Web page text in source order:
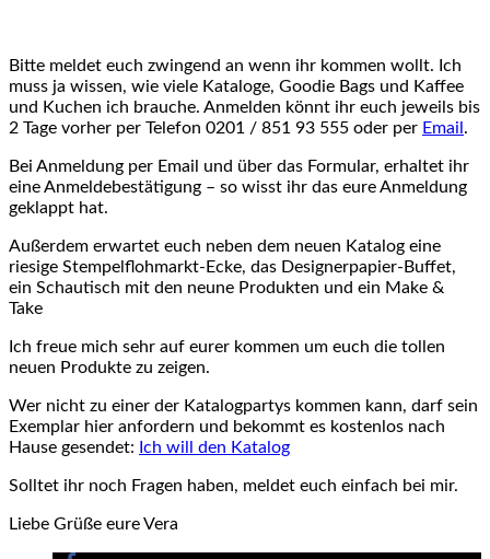
Bitte meldet euch zwingend an wenn ihr kommen wollt. Ich
muss ja wissen, wie viele Kataloge, Goodie Bags und Kaffee
und Kuchen ich brauche. Anmelden könnt ihr euch jeweils bis
2 Tage vorher per Telefon 0201 / 851 93 555 oder per Email .
Bei Anmeldung per Email und über das Formular, erhaltet ihr
eine Anmeldebestätigung – so wisst ihr das eure Anmeldung
geklappt hat.
Außerdem erwartet euch neben dem neuen Katalog eine
riesige Stempelflohmarkt-Ecke, das Designerpapier-Buffet,
ein Schautisch mit den neune Produkten und ein Make &
Take
Ich freue mich sehr auf eurer kommen um euch die tollen
neuen Produkte zu zeigen.
Wer nicht zu einer der Katalogpartys kommen kann, darf sein
Exemplar hier anfordern und bekommt es kostenlos nach
Hause gesendet: Ich will den Katalog
Solltet ihr noch Fragen haben, meldet euch einfach bei mir.
Liebe Grüße eure Vera